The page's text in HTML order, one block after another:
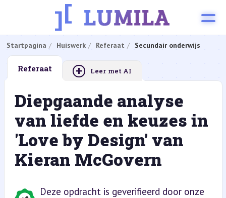
Startpagina Huiswerk Referaat Secundair onderwijs
Referaat + Leer met AI
Diepgaande analyse
van liefde en keuzes in
'Love by Design' van
Kieran McGovern
Deze opdracht is geverifieerd door onze